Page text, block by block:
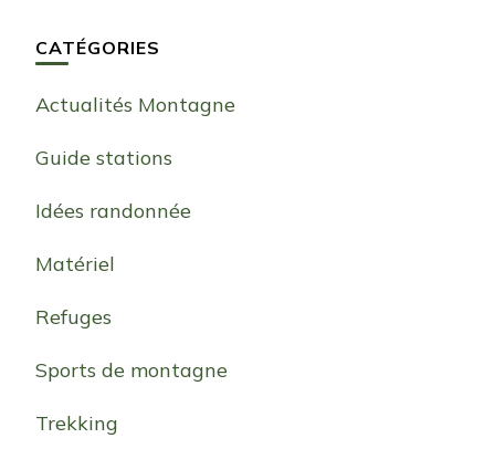
CATÉGORIES
Actualités Montagne
Guide stations
Idées randonnée
Matériel
Refuges
Sports de montagne
Trekking